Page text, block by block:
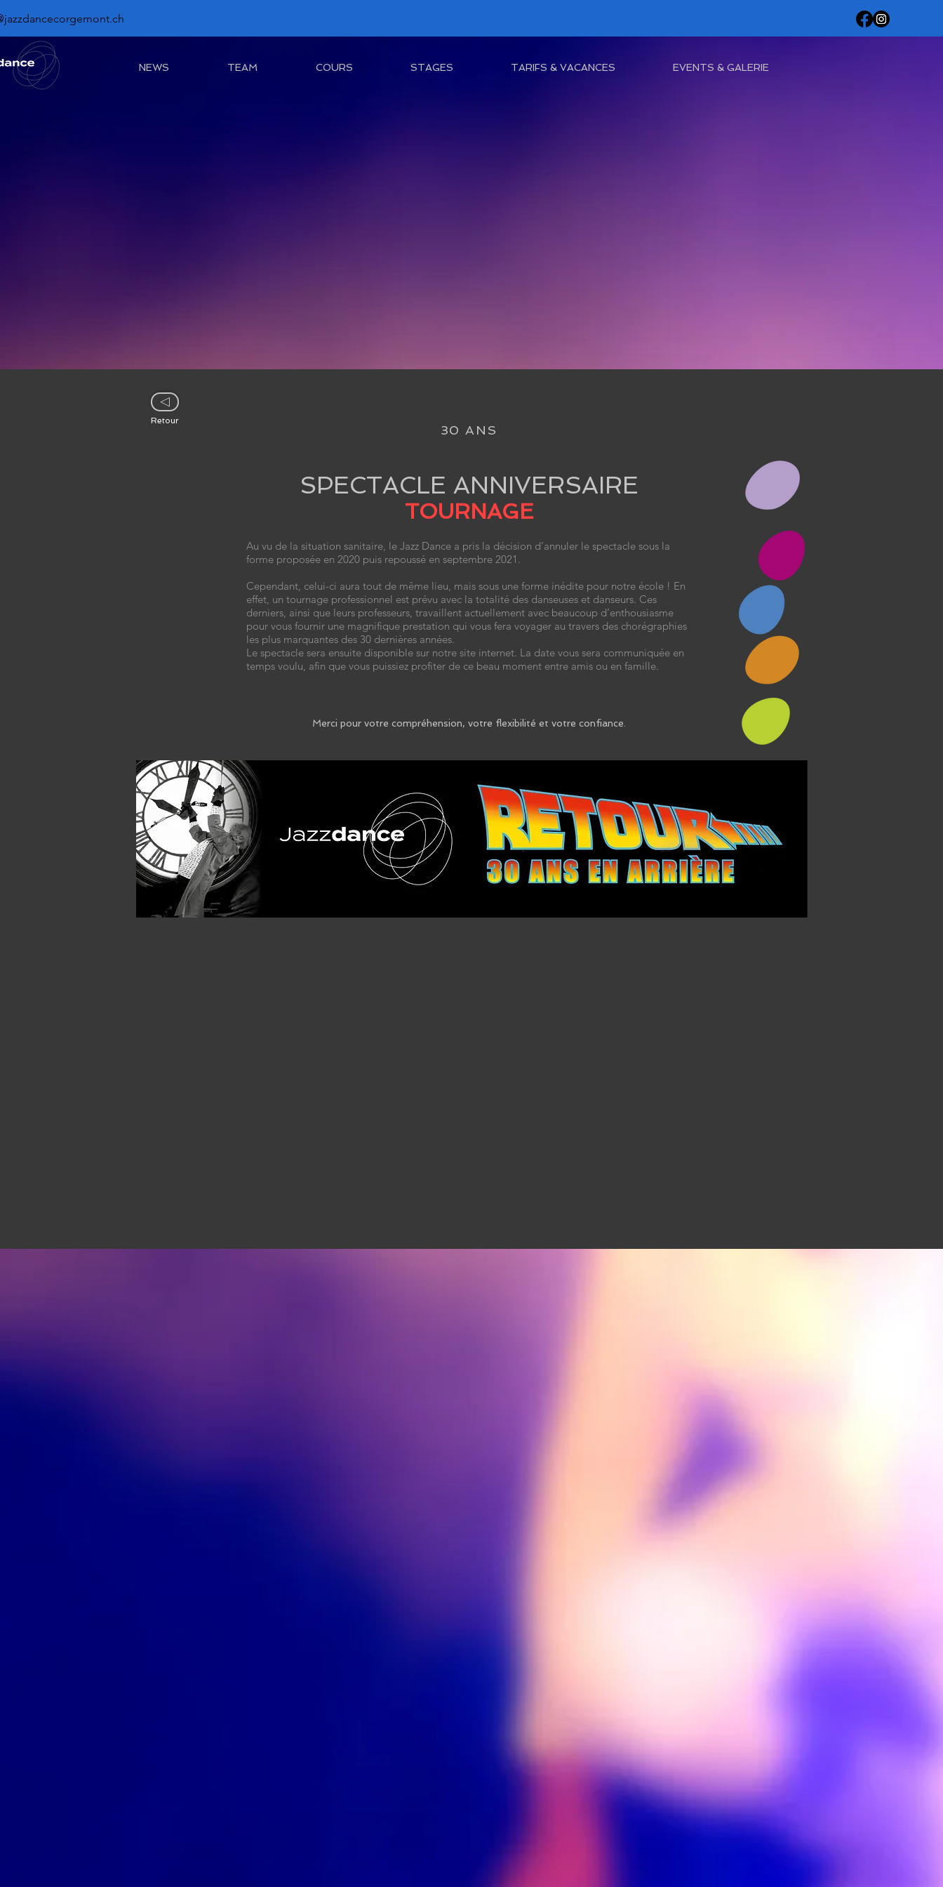
NEWS TEAM COURS STAGES TARIFS & VACANCES EVENTS & GALERIE
▷
Retour
30 ANS
SPECTACLE ANNIVERSAIRE
TOURNAGE
Au vu de la situation sanitaire, le Jazz Dance a pris la décision d’annuler le spectacle sous la
forme proposée en 2020 puis repoussé en septembre 2021.
Cependant, celui-ci aura tout de même lieu, mais sous une forme inédite pour notre école ! En
effet, un tournage professionnel est prévu avec la totalité des danseuses et danseurs. Ces
derniers, ainsi que leurs professeurs, travaillent actuellement avec beaucoup d’enthousiasme
pour vous fournir une magnifique prestation qui vous fera voyager au travers des chorégraphies
les plus marquantes des 30 dernières années.
Le spectacle sera ensuite disponible sur notre site internet. La date vous sera communiquée en
temps voulu, afin que vous puissiez profiter de ce beau moment entre amis ou en famille.
Merci pour votre compréhension, votre flexibilité et votre confiance.